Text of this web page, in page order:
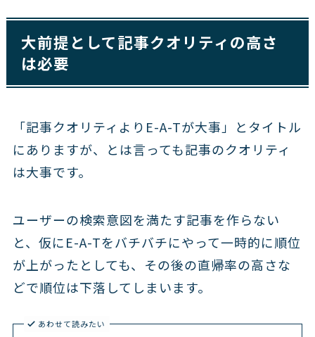
大前提として記事クオリティの高さ
は必要
「記事クオリティよりE-A-Tが大事」とタイトル
にありますが、とは言っても記事のクオリティ
は大事です。
ユーザーの検索意図を満たす記事を作らない
と、仮にE-A-Tをバチバチにやって一時的に順位
が上がったとしても、その後の直帰率の高さな
どで順位は下落してしまいます。
あわせて読みたい